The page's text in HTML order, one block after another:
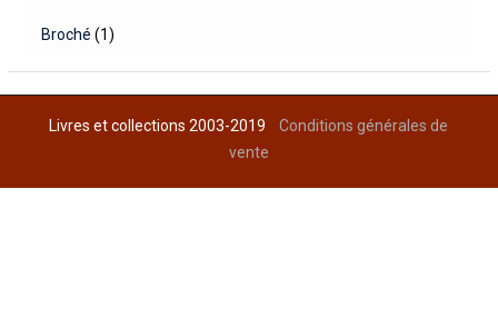
Broché (1)
Livres et collections 2003-2019Conditions générales de
vente